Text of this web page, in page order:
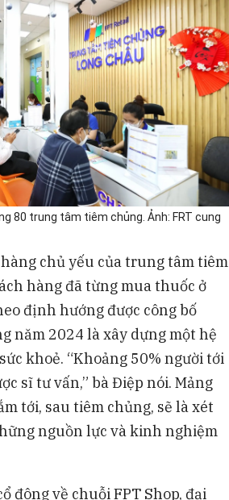
80 trung tâm tiêm chủng. Ảnh: FRT cung
chủ yếu của trung tâm tiêm
hàng đã từng mua thuốc ở
định hướng được công bố
năm 2024 là xây dựng một hệ
khoẻ. “Khoảng 50% người tới
sĩ tư vấn,” bà Điệp nói. Mảng
tới, sau tiêm chủng, sẽ là xét
nguồn lực và kinh nghiệm
đông về chuỗi FPT Shop, đại